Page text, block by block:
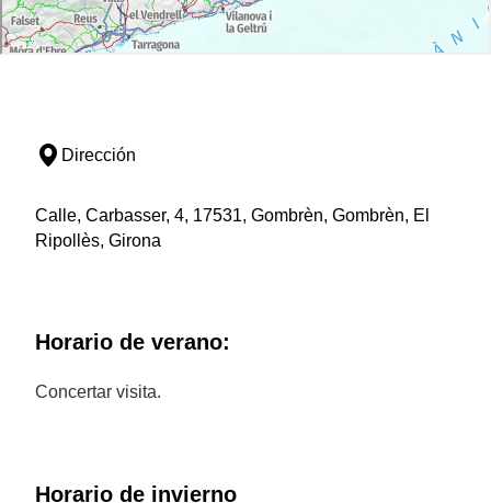
Dirección
Calle, Carbasser, 4, 17531, Gombrèn, Gombrèn, El
Ripollès, Girona
Horario de verano:
Concertar visita.
Horario de invierno